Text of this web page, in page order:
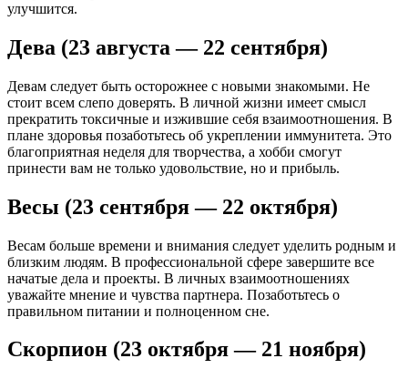
улучшится.
Дева (23 августа — 22 сентября)
Девам следует быть осторожнее с новыми знакомыми. Не
стоит всем слепо доверять. В личной жизни имеет смысл
прекратить токсичные и изжившие себя взаимоотношения. В
плане здоровья позаботьтесь об укреплении иммунитета. Это
благоприятная неделя для творчества, а хобби смогут
принести вам не только удовольствие, но и прибыль.
Весы (23 сентября — 22 октября)
Весам больше времени и внимания следует уделить родным и
близким людям. В профессиональной сфере завершите все
начатые дела и проекты. В личных взаимоотношениях
уважайте мнение и чувства партнера. Позаботьтесь о
правильном питании и полноценном сне.
Скорпион (23 октября — 21 ноября)